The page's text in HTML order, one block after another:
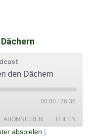
den Dächern
00:00 / 26:36
ABONNIEREN TEILEN
abspielen |